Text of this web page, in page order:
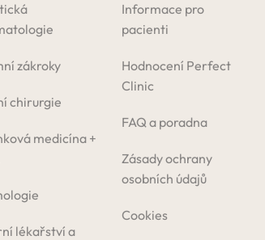
zákroky
chirurgie
medicína +
lékařství a
Informace pro
pacienti
Hodnocení Perfect
Clinic
FAQ a poradna
Zásady ochrany
osobních údajů
Cookies